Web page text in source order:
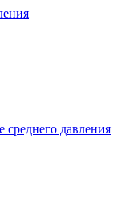
давления